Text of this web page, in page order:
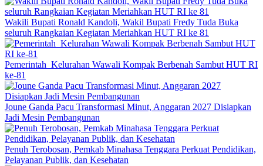
Wakili Bupati Ronald Kandoli, Wakil Bupati Fredy Tuda Buka
seluruh Rangkaian Kegiatan Meriahkan HUT RI ke 81
Pemerintah Kelurahan Wawali Kompak Berbenah Sambut HUT RI
ke-81
Joune Ganda Pacu Transformasi Minut, Anggaran 2027 Disiapkan
Jadi Mesin Pembangunan
Penuh Terobosan, Pemkab Minahasa Tenggara Perkuat Pendidikan,
Pelayanan Publik, dan Kesehatan